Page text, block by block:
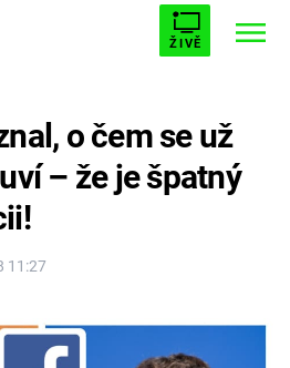
ŽIVĚ
AVENGERS 5
11:27
o čem se už
– že je špatný